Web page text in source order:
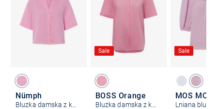
Nümph
Bluzka damska z krótkim rękawem - NUNathalia
Sale
BOSS Orange
Sale
MOS